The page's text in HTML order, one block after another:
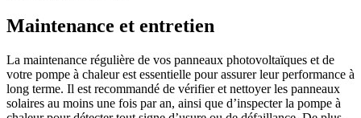
Maintenance et entretien
La maintenance régulière de vos panneaux photovoltaïques et de
votre pompe à chaleur est essentielle pour assurer leur performance à
long terme. Il est recommandé de vérifier et nettoyer les panneaux
solaires au moins une fois par an, ainsi que d’inspecter la pompe à